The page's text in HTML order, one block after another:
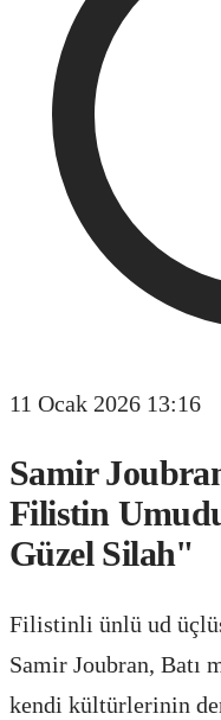
11 Ocak 2026 13:16
Samir
Filistin
Güzel Silah"
Filistinli ünlü ud
Samir Joubran, Batı
kendi kültürlerinin